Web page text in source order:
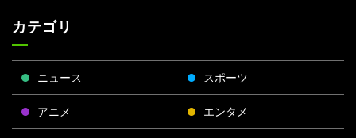
カテゴリ
ニュース スポーツ
アニメ エンタメ